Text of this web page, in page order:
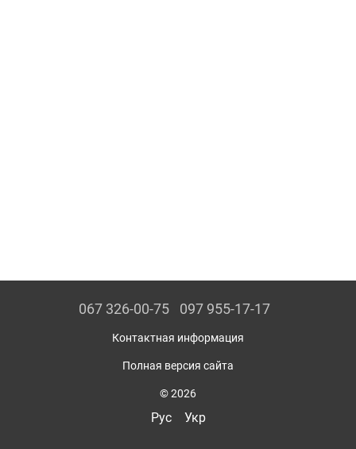
067 326-00-75 097 955-17-17
Контактная информация
Полная версия сайта
© 2026
Рус Укр